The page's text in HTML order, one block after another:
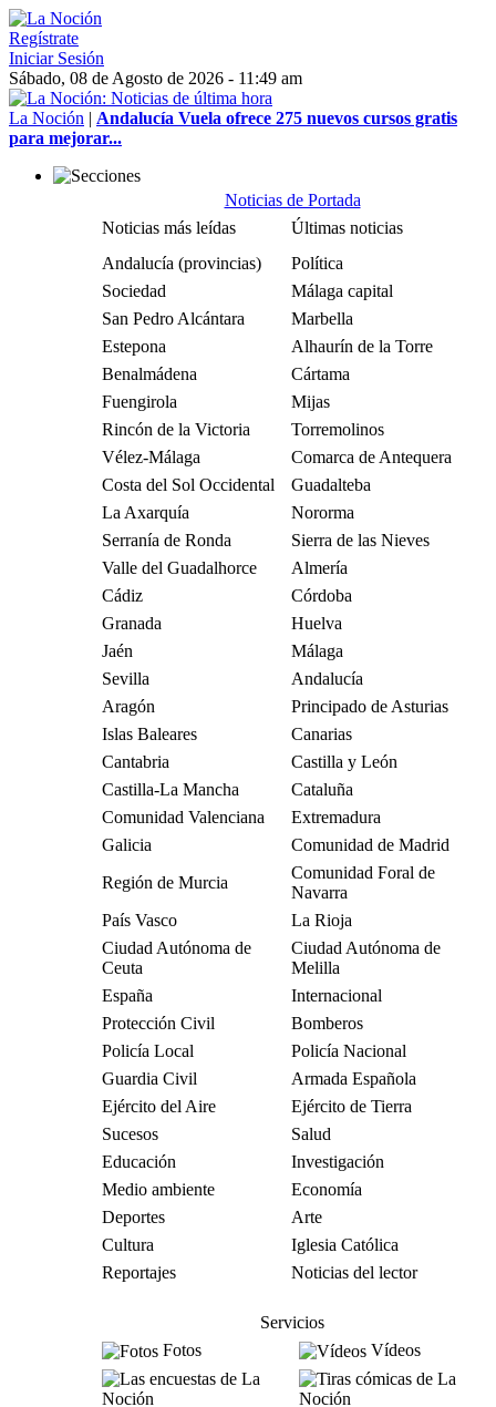
Regístrate
Iniciar Sesión
Sábado, 08 de Agosto de 2026 - 11:49 am
La Noción | Andalucía Vuela ofrece 275 nuevos cursos gratis
para mejorar...
Noticias de Portada
Noticias más leídas
Últimas noticias
Andalucía (provincias)
Política
Sociedad
Málaga capital
San Pedro Alcántara
Marbella
Estepona
Alhaurín de la Torre
Benalmádena
Cártama
Fuengirola
Mijas
Rincón de la Victoria
Torremolinos
Vélez-Málaga
Comarca de Antequera
Costa del Sol Occidental
Guadalteba
La Axarquía
Nororma
Serranía de Ronda
Sierra de las Nieves
Valle del Guadalhorce
Almería
Cádiz
Córdoba
Granada
Huelva
Jaén
Málaga
Sevilla
Andalucía
Aragón
Principado de Asturias
Islas Baleares
Canarias
Cantabria
Castilla y León
Castilla-La Mancha
Cataluña
Comunidad Valenciana
Extremadura
Galicia
Comunidad de Madrid
Región de Murcia
Comunidad Foral de
Navarra
País Vasco
La Rioja
Ciudad Autónoma de
Ceuta
Ciudad Autónoma de
Melilla
España
Internacional
Protección Civil
Bomberos
Policía Local
Policía Nacional
Guardia Civil
Armada Española
Ejército del Aire
Ejército de Tierra
Sucesos
Salud
Educación
Investigación
Medio ambiente
Economía
Deportes
Arte
Cultura
Iglesia Católica
Reportajes
Noticias del lector
Servicios
Fotos
Vídeos